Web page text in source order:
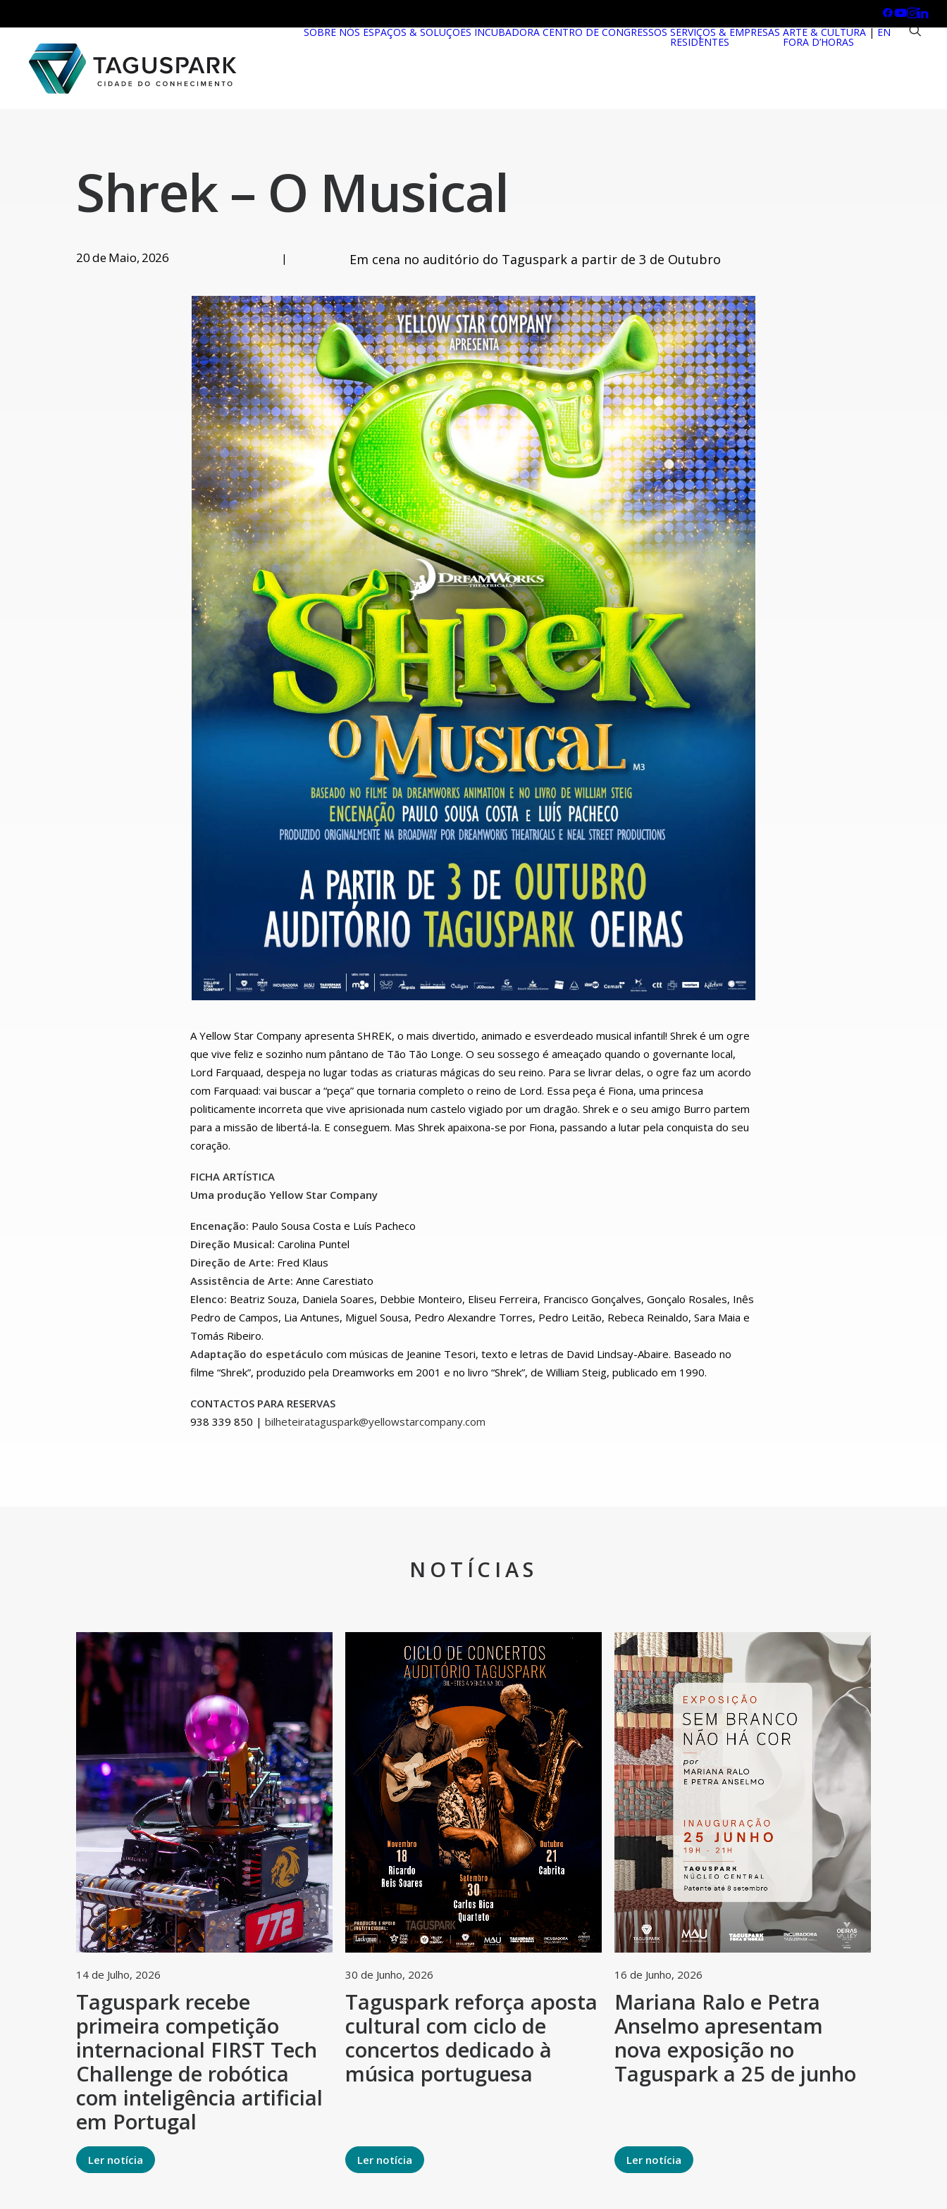
SOBRE NÓS ESPAÇOS & SOLUÇÕES INCUBADORA CENTRO DE CONGRESSOS SERVIÇOS & EMPRESAS
RESIDENTES
ARTE & CULTURA
FORA D’HORAS
| EN
Shrek – O Musical
20 de Maio, 2026 | Em cena no auditório do Taguspark a partir de 3 de Outubro
A Yellow Star Company apresenta SHREK, o mais divertido, animado e esverdeado musical infantil! Shrek é um ogre
que vive feliz e sozinho num pântano de Tão Tão Longe. O seu sossego é ameaçado quando o governante local,
Lord Farquaad, despeja no lugar todas as criaturas mágicas do seu reino. Para se livrar delas, o ogre faz um acordo
com Farquaad: vai buscar a “peça” que tornaria completo o reino de Lord. Essa peça é Fiona, uma princesa
politicamente incorreta que vive aprisionada num castelo vigiado por um dragão. Shrek e o seu amigo Burro partem
para a missão de libertá-la. E conseguem. Mas Shrek apaixona-se por Fiona, passando a lutar pela conquista do seu
coração.
FICHA ARTÍSTICA
Uma produção Yellow Star Company
Encenação: Paulo Sousa Costa e Luís Pacheco
Direção Musical: Carolina Puntel
Direção de Arte: Fred Klaus
Assistência de Arte: Anne Carestiato
Elenco: Beatriz Souza, Daniela Soares, Debbie Monteiro, Eliseu Ferreira, Francisco Gonçalves, Gonçalo Rosales, Inês
Pedro de Campos, Lia Antunes, Miguel Sousa, Pedro Alexandre Torres, Pedro Leitão, Rebeca Reinaldo, Sara Maia e
Tomás Ribeiro.
Adaptação do espetáculo com músicas de Jeanine Tesori, texto e letras de David Lindsay-Abaire. Baseado no
filme “Shrek”, produzido pela Dreamworks em 2001 e no livro “Shrek”, de William Steig, publicado em 1990.
CONTACTOS PARA RESERVAS
938 339 850 | bilheteirataguspark@yellowstarcompany.com
NOTÍCIAS
14 de Julho, 2026
Taguspark recebe
primeira competição
internacional FIRST Tech
Challenge de robótica
com inteligência artificial
em Portugal
Ler notícia
30 de Junho, 2026
Taguspark reforça aposta
cultural com ciclo de
concertos dedicado à
música portuguesa
Ler notícia
16 de Junho, 2026
Mariana Ralo e Petra
Anselmo apresentam
nova exposição no
Taguspark a 25 de junho
Ler notícia